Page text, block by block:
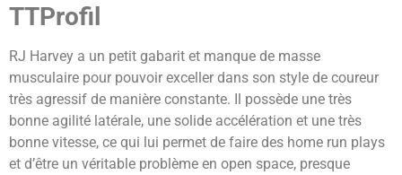
TTProfil
RJ Harvey a un petit gabarit et manque de masse
musculaire pour pouvoir exceller dans son style de coureur
très agressif de manière constante. Il possède une très
bonne agilité latérale, une solide accélération et une très
bonne vitesse, ce qui lui permet de faire des home run plays
et d’être un véritable problème en open space, presque